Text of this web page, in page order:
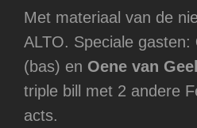
Met materiaal van de
ALTO. Speciale gasten:
(bas) en Oene van Geel
triple bill met 2 andere
acts.